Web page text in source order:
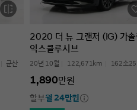
군산
2020 더 뉴 그랜저 (IG) 가
익스클루시브
20년 10월 122,671km 162소
1,890만원
할부월 24만원